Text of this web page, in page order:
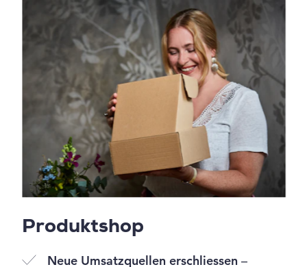
Produktshop
Neue Umsatzquellen erschliessen –